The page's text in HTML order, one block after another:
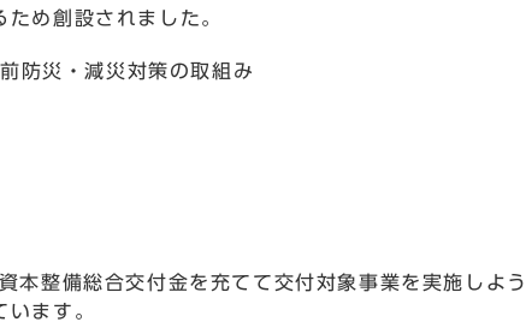
め創設されました。
防災・減災対策の取組み
整備総合交付金を充てて交付対象事業を実施しよ
ます。